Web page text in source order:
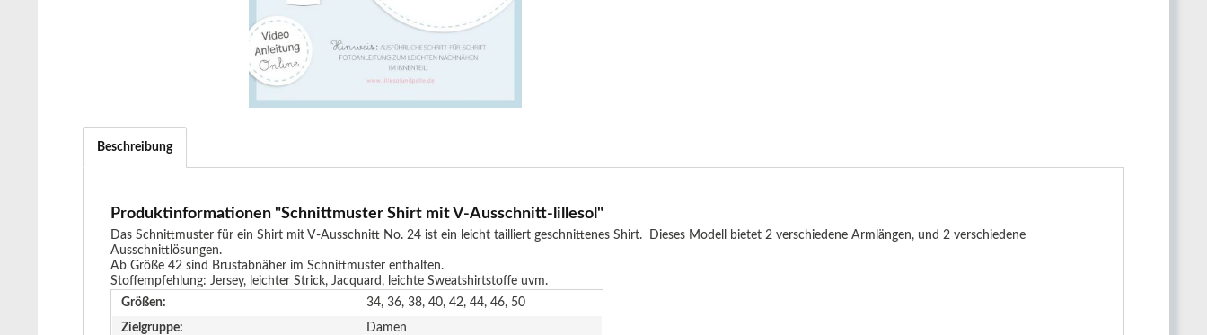
Beschreibung
Produktinformationen "Schnittmuster Shirt mit V-Ausschnitt-lillesol"
Das Schnittmuster für ein Shirt mit V-Ausschnitt No. 24 ist ein leicht tailliert geschnittenes Shirt. Dieses Modell bietet 2 verschiedene Armlängen, und 2 verschiedene
Ausschnittlösungen.
Ab Größe 42 sind Brustabnäher im Schnittmuster enthalten.
Stoffempfehlung: Jersey, leichter Strick, Jacquard, leichte Sweatshirtstoffe uvm.
Größen:
34, 36, 38, 40, 42, 44, 46, 50
Zielgruppe:
Damen